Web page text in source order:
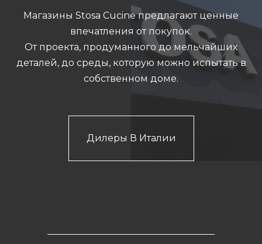
Магазины Stosa Cucine предлагают ценные
впечатления от покупок.
От проекта, продуманного до мельчайших
деталей, до среды, которую можно испытать в
собственном доме.
Дилеры В Италии